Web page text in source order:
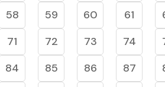
58 59 60 61
71 72 73 74
84 85 86 87